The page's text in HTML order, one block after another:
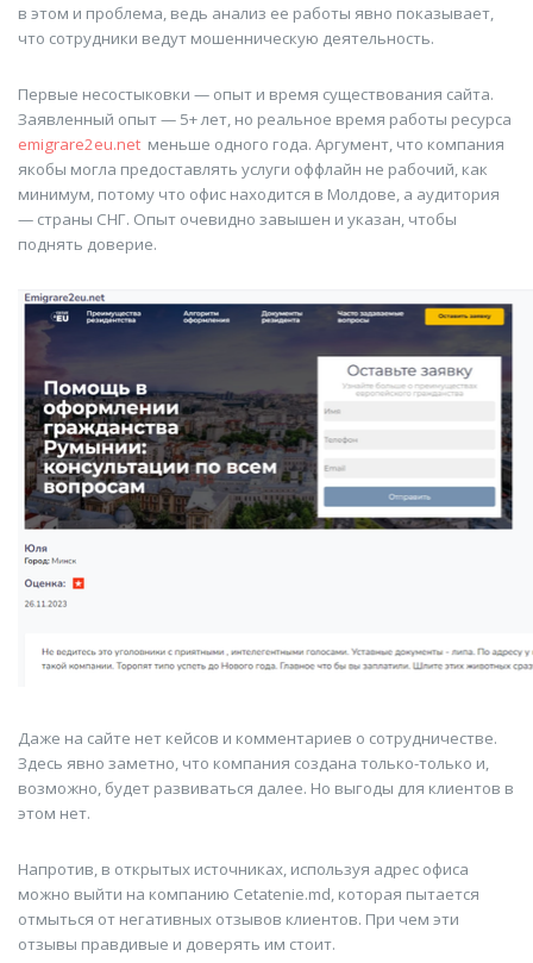
в этом и проблема, ведь анализ ее работы явно показывает,
что сотрудники ведут мошенническую деятельность.
Первые несостыковки — опыт и время существования сайта.
Заявленный опыт — 5+ лет, но реальное время работы ресурса
emigrare2eu.net меньше одного года. Аргумент, что компания
якобы могла предоставлять услуги оффлайн не рабочий, как
минимум, потому что офис находится в Молдове, а аудитория
— страны СНГ. Опыт очевидно завышен и указан, чтобы
поднять доверие.
Даже на сайте нет кейсов и комментариев о сотрудничестве.
Здесь явно заметно, что компания создана только-только и,
возможно, будет развиваться далее. Но выгоды для клиентов в
этом нет.
Напротив, в открытых источниках, используя адрес офиса
можно выйти на компанию Cetatenie.md, которая пытается
отмыться от негативных отзывов клиентов. При чем эти
отзывы правдивые и доверять им стоит.